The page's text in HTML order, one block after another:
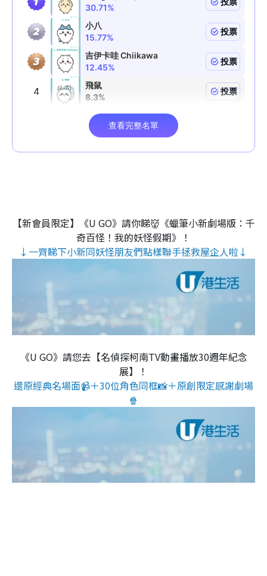
【新會員限定】《U GO》請你睇👹《蠟筆小新劇場版：千
奇百怪！我的妖怪假期》！
↓一齊睇下小新同妖怪朋友們點樣聯手拯救屋企人啦↓
《U GO》請您去【名偵探柯南TV動畫播放30週年紀念
展】！
還原經典名場面📹＋30位角色同框📸＋原創限定感謝劇場
🍿